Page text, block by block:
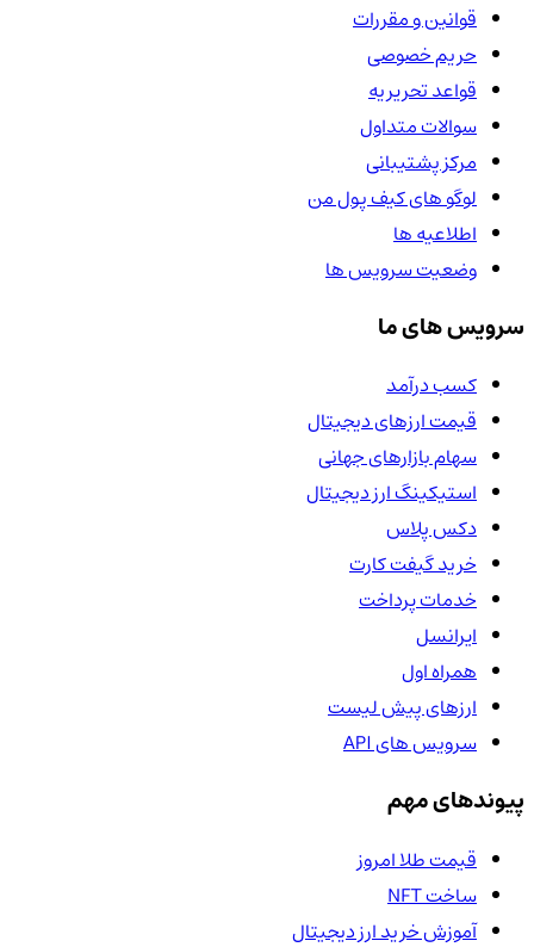
قوانین و مقررات
حریم خصوصی
قواعد تحریریه
سوالات متداول
مرکز پشتیبانی
لوگو های کیف پول من
اطلاعیه ها
وضعیت سرویس ها
سرویس های ما
کسب درآمد
قیمت ارزهای دیجیتال
سهام بازارهای جهانی
استیکینگ ارز دیجیتال
دکس پلاس
خرید گیفت کارت
خدمات پرداخت
ایرانسل
همراه اول
ارزهای پیش لیست
سرویس های API
پیوندهای مهم
قیمت طلا امروز
ساخت NFT
آموزش خرید ارز دیجیتال